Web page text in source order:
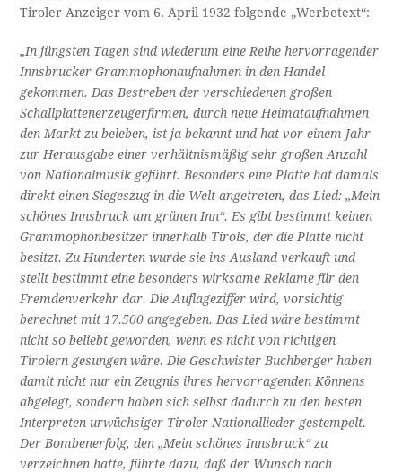
Tiroler Anzeiger vom 6. April 1932 folgende „Werbetext“:
„In jüngsten Tagen sind wiederum eine Reihe hervor­ragender
Innsbrucker Grammophonaufnahmen in den Handel
gekommen. Das Bestreben der verschiedenen großen
Schallplattenerzeugerfirmen, durch neue Heimataufnahmen
den Markt zu beleben, ist ja bekannt und hat vor einem Jahr
zur Herausgabe einer verhält­nismäßig sehr großen Anzahl
von Nationalmusik ge­führt. Besonders eine Platte hat damals
direkt einen Siegeszug in die Welt angetreten, das Lied: „Mein
schönes Innsbruck am grünen Inn“. Es gibt bestimmt keinen
Grammophonbesitzer innerhalb Tirols, der die Platte nicht
besitzt. Zu Hunderten wurde sie ins Ausland verkauft und
stellt bestimmt eine besonders wirksame Reklame für den
Fremden­verkehr dar. Die Auflageziffer wird, vorsichtig
berech­net mit 17.500 angegeben. Das Lied wäre bestimmt
nicht so beliebt geworden, wenn es nicht von richtigen
Tirolern gesungen wäre. Die Geschwister Buch­berger haben
damit nicht nur ein Zeugnis ihres her­vorragenden Könnens
abgelegt, sondern haben sich selbst dadurch zu den besten
Interpreten urwüchsiger Tiroler Nationallieder gestempelt.
Der Bombenerfolg, den „Mein schönes Innsbruck“ zu
verzeichnen hatte, führte dazu, daß der Wunsch nach